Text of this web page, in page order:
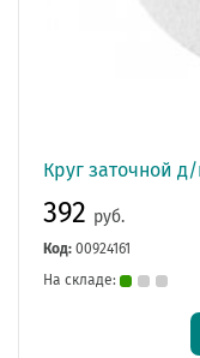
Круг заточной
392 руб.
Код: 00924161
На складе: